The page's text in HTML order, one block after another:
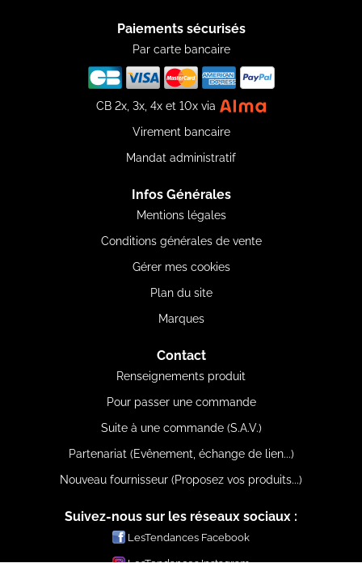
Paiements sécurisés
Par carte bancaire
CB 2x, 3x, 4x et 10x via
Virement bancaire
Mandat administratif
Infos Générales
Mentions légales
Conditions générales de vente
Gérer mes cookies
Plan du site
Marques
Contact
Renseignements produit
Pour passer une commande
Suite à une commande (S.A.V.)
Partenariat (Evênement, échange de lien...)
Nouveau fournisseur (Proposez vos produits...)
Suivez-nous sur les réseaux sociaux :
LesTendances Facebook